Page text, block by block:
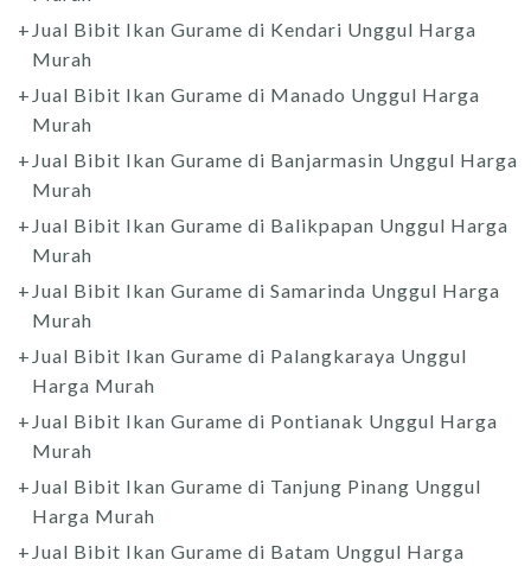
Jual Bibit Ikan Gurame di Kendari Unggul Harga
Murah
Jual Bibit Ikan Gurame di Manado Unggul Harga
Murah
Jual Bibit Ikan Gurame di Banjarmasin Unggul Harga
Murah
Jual Bibit Ikan Gurame di Balikpapan Unggul Harga
Murah
Jual Bibit Ikan Gurame di Samarinda Unggul Harga
Murah
Jual Bibit Ikan Gurame di Palangkaraya Unggul
Harga Murah
Jual Bibit Ikan Gurame di Pontianak Unggul Harga
Murah
Jual Bibit Ikan Gurame di Tanjung Pinang Unggul
Harga Murah
Jual Bibit Ikan Gurame di Batam Unggul Harga